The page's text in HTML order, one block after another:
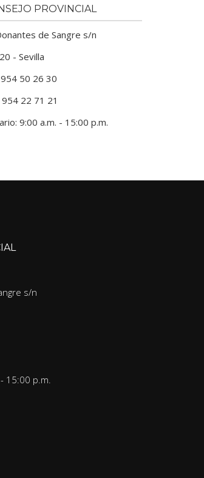
PROVINCIAL
de Sangre s/n
- Sevilla
50 26 30
954 22 71 21
9:00 a.m. - 15:00 p.m.
s/n
15:00 p.m.